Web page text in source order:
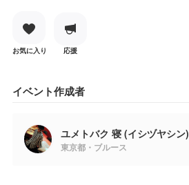
お気に入り 応援
イベント作成者
ユメトバク 寝 (イシヅヤシン)
東京都・ブルース